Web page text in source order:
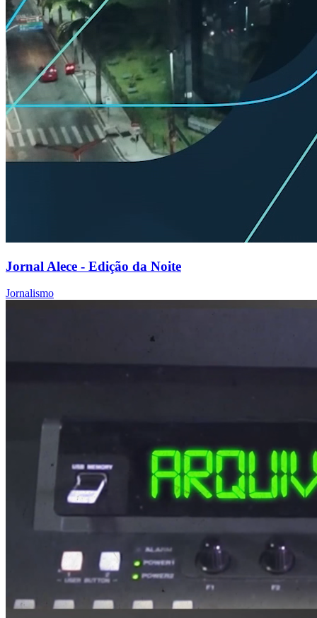
Jornal Alece - Edição da Noite
Jornalismo